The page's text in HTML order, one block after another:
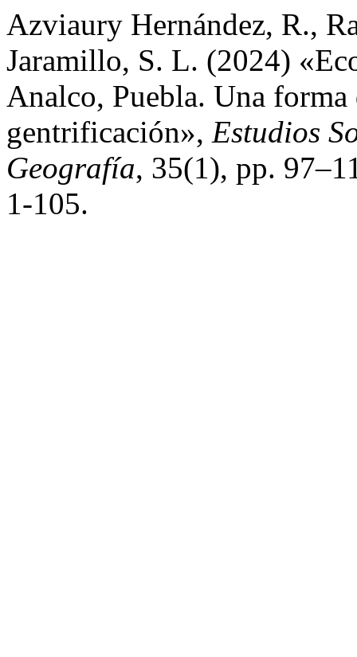
Azviaury Hernández, R.,
Jaramillo, S. L. (2024)
Analco, Puebla. Una forma
gentrificación», Estudios
Geografía, 35(1), pp.
1-105.